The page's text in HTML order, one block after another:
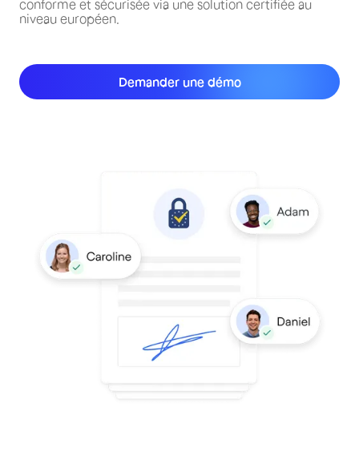
conforme et sécurisée via une solution certifiée au
niveau européen.
Demander une démo